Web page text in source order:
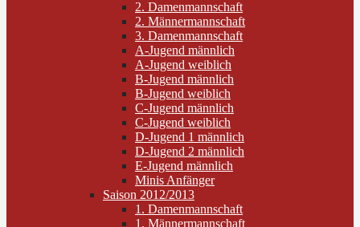
2. Damenmannschaft
2. Männermannschaft
3. Damenmannschaft
A-Jugend männlich
A-Jugend weiblich
B-Jugend männlich
B-Jugend weiblich
C-Jugend männlich
C-Jugend weiblich
D-Jugend 1 männlich
D-Jugend 2 männlich
E-Jugend männlich
Minis Anfänger
Saison 2012/2013
1. Damenmannschaft
1. Männermannschaft